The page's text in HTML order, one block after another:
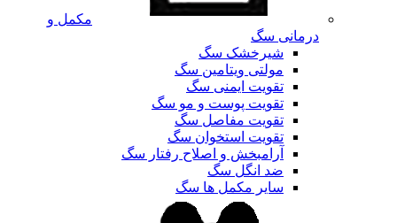
مکمل و
درمانی سگ
شیرخشک سگ
مولتی ویتامین سگ
تقویت ایمنی سگ
تقویت پوست و مو سگ
تقویت مفاصل سگ
تقویت استخوان سگ
آرامبخش و اصلاح رفتار سگ
ضد انگل سگ
سایر مکمل ها سگ